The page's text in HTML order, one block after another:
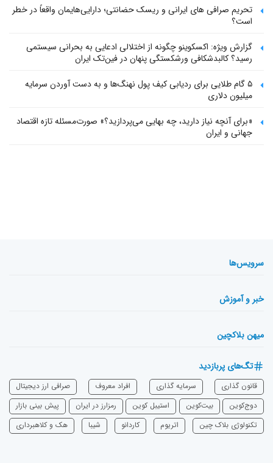
تحریم صرافی های ایرانی و ریسک حضانتی؛ دارایی‌هایمان واقعاً در خطر
است؟
گزارش ویژه: اکسکوینو چگونه از اختلالی ادعایی به بحرانی سیستمی
رسید؟ کالبدشکافی ورشکستگی پنهان در فین‌تک ایران
۵ گام طلایی برای ردیابی کیف پول‌ نهنگ‌ها و به دست آوردن سرمایه
میلیون دلاری
«برای آنچه نیاز دارید، چه بهایی می‌پردازید؟» صورت‌مسئله تازه اقتصاد
جهانی و ایران
سرویس‌ها
خبر و آموزش
میهن بلاکچین
تگ‌های پربازدید
قانون گذاری سرمایه‌ گذاری افراد معروف
صرافی ارز دیجیتال
دوج‌کوین
بیت‌کوین استیبل کوین رمزارز در ایران
پیش بینی بازار
تکنولوژی بلاک چین
اتریوم ‌کاردانو شیبا هک و کلاهبرداری